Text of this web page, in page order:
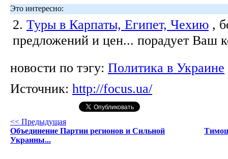
Это интересно:
2. Туры в Карпаты, Египет, Чехию ,
предложений и цен... порадует Ваш
новости по тэгу: Политика в Украине
Источник: http://focus.ua/
<< Предыдущая
Объединение Партии регионов и Сильной
Украины...